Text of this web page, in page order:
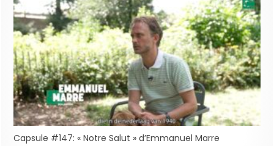
Capsule #147: « Notre Salut » d’Emmanuel Marre